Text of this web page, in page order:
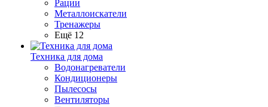
Рации
Металлоискатели
Тренажеры
Ещё 12
Техника для дома
Водонагреватели
Кондиционеры
Пылесосы
Вентиляторы